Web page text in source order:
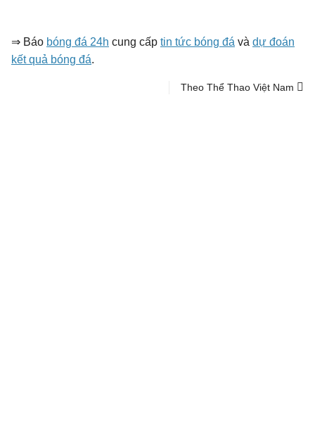
⇒ Báo bóng đá 24h cung cấp tin tức bóng đá và dự đoán
kết quả bóng đá.
Theo Thể Thao Việt Nam